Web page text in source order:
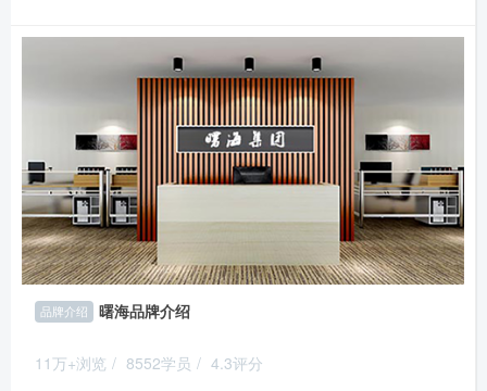
品牌介绍 曙海品牌介绍
11万+浏览 / 8552学员 / 4.3评分